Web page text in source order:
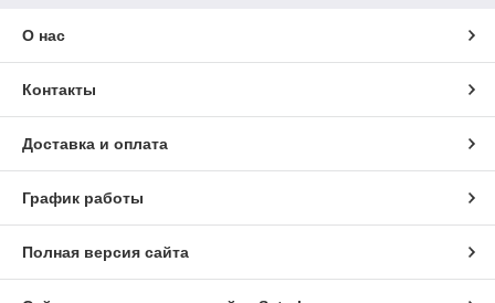
О нас
Контакты
Доставка и оплата
График работы
Полная версия сайта